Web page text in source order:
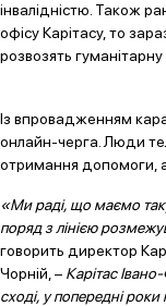
інвалідністю. Також
офісу Карітасу, то
розвозять
Із впровадженням
онлайн-черга. Люди
отримання допомоги,
«Ми раді, що маємо
поряд з лінією
говорить директор
Чорній, – Карітас
сході, у попередні